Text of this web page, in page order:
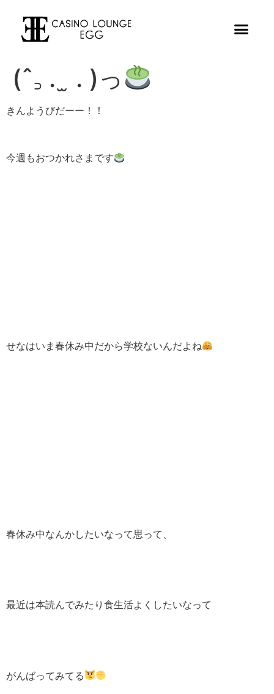
(ˆ꜆ . ̫ . )っ
きんようびだーー！！
今週もおつかれさまです
せなはいま春休み中だから学校ないんだよね
春休み中なんかしたいなって思って、
最近は本読んでみたり食生活よくしたいなって
がんばってみてる